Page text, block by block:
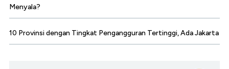
Menyala?
10 Provinsi dengan Tingkat Pengangguran Tertinggi, Ada Jakarta